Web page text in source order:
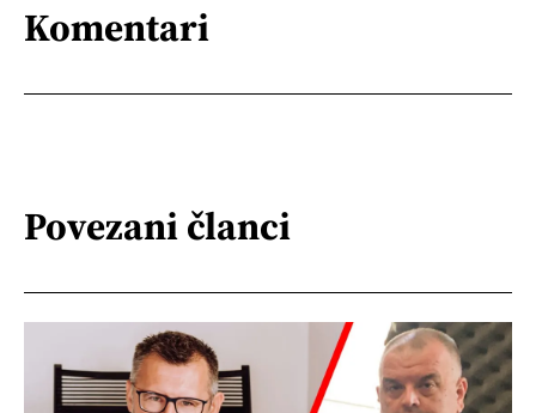
Komentari
Povezani članci